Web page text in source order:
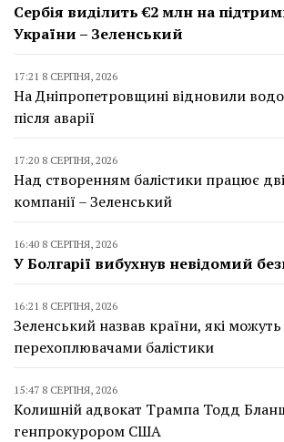
Сербія виділить €2 млн на
України – Зеленський
17:21 8 СЕРПНЯ, 2026
На Дніпропетровщині відновили
після аварії
17:20 8 СЕРПНЯ, 2026
Над створенням балістики працює дві
компанії – Зеленський
16:40 8 СЕРПНЯ, 2026
У Болгарії вибухнув невідомий
16:21 8 СЕРПНЯ, 2026
Зеленський назвав країни, які
перехоплювачами балістики
15:47 8 СЕРПНЯ, 2026
Колишній адвокат Трампа Тодд
генпрокурором США